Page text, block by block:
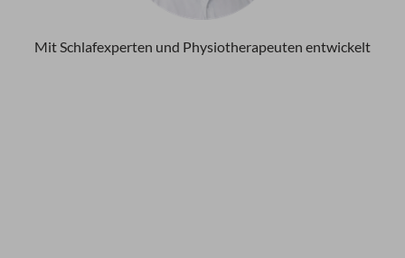
Mit Schlafexperten und Physiotherapeuten entwickelt